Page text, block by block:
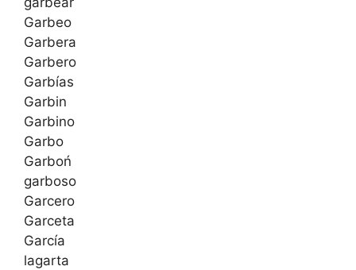
Garbeo
Garbera
Garbero
Garbías
Garbin
Garbino
Garbo
Garboń
garboso
Garcero
Garceta
García
lagarta